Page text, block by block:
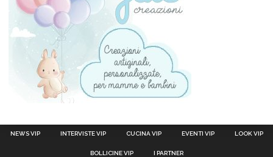
NEWS VIP INTERVISTE VIP CUCINA VIP EVENTI VIP LOOK VIP
BOLLICINE VIP I PARTNER